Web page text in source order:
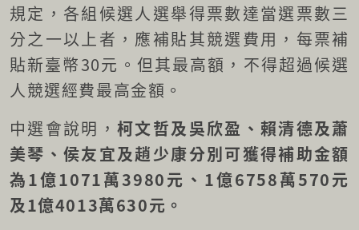
規定，各組候選人選舉得票數達當選票數三
分之一以上者，應補貼其競選費用，每票補
貼新臺幣30元。但其最高額，不得超過候選
人競選經費最高金額。
中選會說明，柯文哲及吳欣盈、賴清德及蕭
美琴、侯友宜及趙少康分別可獲得補助金額
為1億1071萬3980元、1億6758萬570元
及1億4013萬630元。